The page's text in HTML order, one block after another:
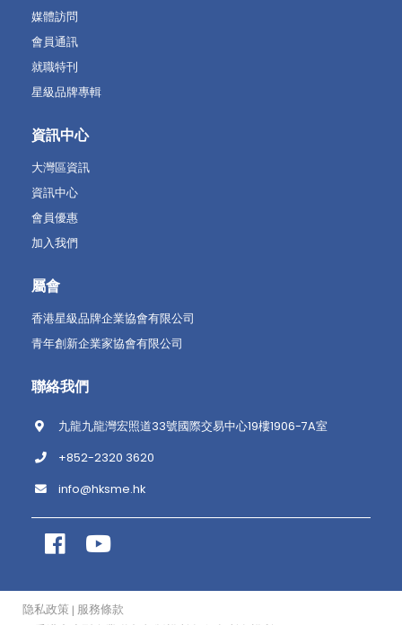
媒體訪問
會員通訊
就職特刊
星級品牌專輯
資訊中心
大灣區資訊
資訊中心
會員優惠
加入我們
屬會
香港星級品牌企業協會有限公司
青年創新企業家協會有限公司
聯絡我們
九龍九龍灣宏照道33號國際交易中心19樓1906-7A室
+852-2320 3620
info@hksme.hk
隐私政策 | 服務條款